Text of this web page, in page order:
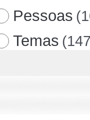
Pessoas
Temas